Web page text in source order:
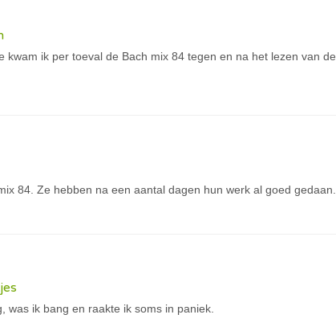
ik per toeval de Bach mix 84 tegen en na het lezen van de
84. Ze hebben na een aantal dagen hun werk al goed gedaan.
was ik bang en raakte ik soms in paniek.